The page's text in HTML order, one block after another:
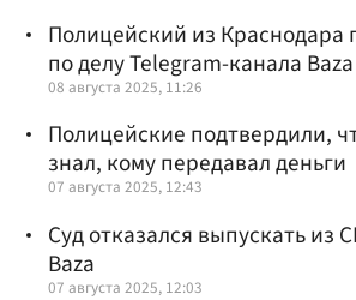
Полицейский из Краснодара
по делу Telegram-канала Baza
08 августа 2025, 11:26
Полицейские подтвердили,
знал, кому передавал деньги
07 августа 2025, 12:43
Суд отказался выпускать из
Baza
07 августа 2025, 12:03